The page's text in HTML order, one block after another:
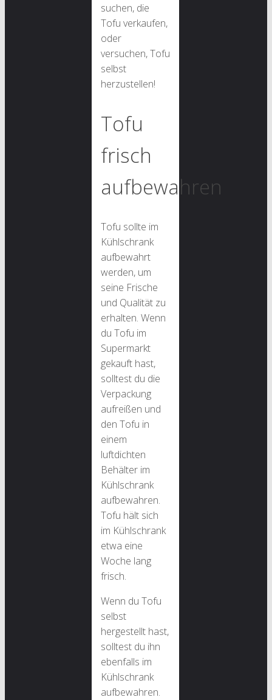
suchen, die
Tofu verkaufen,
oder
versuchen, Tofu
selbst
herzustellen!
Tofu
frisch
aufbewahren
Tofu sollte im
Kühlschrank
aufbewahrt
werden, um
seine Frische
und Qualität zu
erhalten. Wenn
du Tofu im
Supermarkt
gekauft hast,
solltest du die
Verpackung
aufreißen und
den Tofu in
einem
luftdichten
Behälter im
Kühlschrank
aufbewahren.
Tofu hält sich
im Kühlschrank
etwa eine
Woche lang
frisch.
Wenn du Tofu
selbst
hergestellt hast,
solltest du ihn
ebenfalls im
Kühlschrank
aufbewahren.